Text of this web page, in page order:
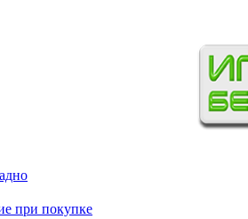
при покупке